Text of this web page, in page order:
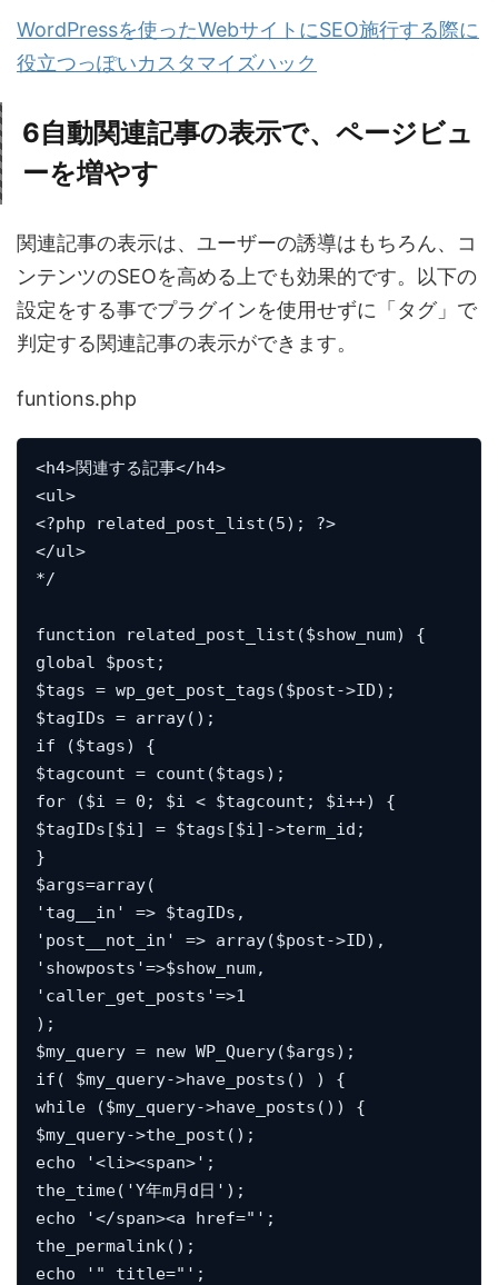
WordPressを使ったWebサイトにSEO施行する際に
役立つっぽいカスタマイズハック
6自動関連記事の表示で、ページビュ
ーを増やす
関連記事の表示は、ユーザーの誘導はもちろん、コ
ンテンツのSEOを高める上でも効果的です。以下の
設定をする事でプラグインを使用せずに「タグ」で
判定する関連記事の表示ができます。
funtions.php
<h4>関連する記事</h4>
<ul>
<?php related_post_list(5); ?>
</ul>
*/
function related_post_list($show_num) {
global $post;
$tags = wp_get_post_tags($post->ID);
$tagIDs = array();
if ($tags) {
$tagcount = count($tags);
for ($i = 0; $i < $tagcount; $i++) {
$tagIDs[$i] = $tags[$i]->term_id;
}
$args=array(
'tag__in' => $tagIDs,
'post__not_in' => array($post->ID),
'showposts'=>$show_num,
'caller_get_posts'=>1
);
$my_query = new WP_Query($args);
if( $my_query->have_posts() ) {
while ($my_query->have_posts()) {
$my_query->the_post();
echo '<li><span>';
the_time('Y年m月d日');
echo '</span><a href="';
the_permalink();
echo '" title="';